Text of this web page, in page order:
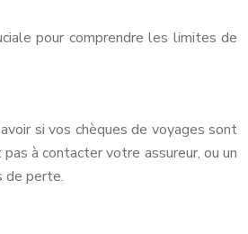
pour comprendre les limites de
si vos chèques de voyages sont
à contacter votre assureur, ou un
de perte.